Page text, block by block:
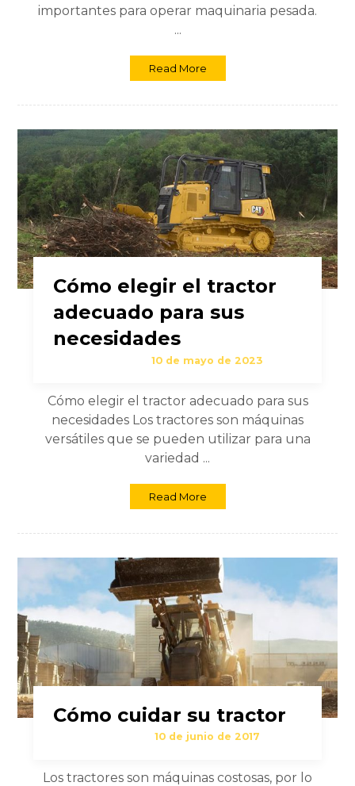
importantes para operar maquinaria pesada.
...
Read More
Cómo elegir el tractor
adecuado para sus
necesidades
10 de mayo de 2023
Cómo elegir el tractor adecuado para sus
necesidades Los tractores son máquinas
versátiles que se pueden utilizar para una
variedad ...
Read More
Cómo cuidar su tractor
10 de junio de 2017
Los tractores son máquinas costosas, por lo